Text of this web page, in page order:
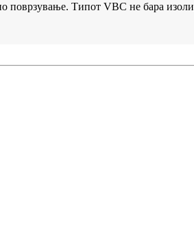
поврзување. Типот VBC не бара